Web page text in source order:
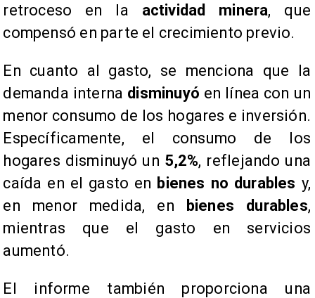
retroceso en la actividad minera, que
compensó en parte el crecimiento previo.
​En cuanto al gasto, se menciona que la
demanda interna disminuyó en línea con un
menor consumo de los hogares e inversión.
Específicamente, el consumo de los
hogares disminuyó un 5,2%, reflejando una
caída en el gasto en bienes no durables y,
en menor medida, en
bienes durables,
mientras que el gasto en servicios
aumentó.
​El informe también proporciona una